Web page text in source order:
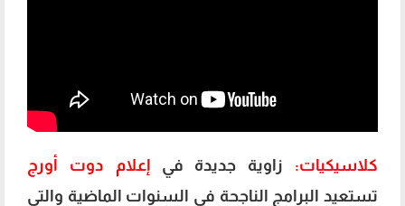
كلاسيكيات: زاوية جديدة في إعلام دوت أورج
تستعيد البرامج الناجحة في السنوات الماضية والتي